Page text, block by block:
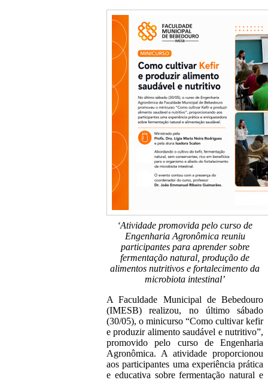
‘Atividade promovida pelo curso de
Engenharia Agronômica reuniu
participantes para aprender sobre
fermentação natural, produção de
alimentos nutritivos e fortalecimento da
microbiota intestinal’
A Faculdade Municipal de Bebedouro
(IMESB) realizou, no último sábado
(30/05), o minicurso “Como cultivar kefir
e produzir alimento saudável e nutritivo”,
promovido pelo curso de Engenharia
Agronômica. A atividade proporcionou
aos participantes uma experiência prática
e educativa sobre fermentação natural e